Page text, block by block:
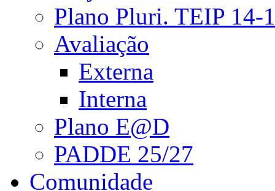
Plano Pluri. TEIP 14-
Avaliação
Externa
Interna
Plano E@D
PADDE 25/27
Comunidade